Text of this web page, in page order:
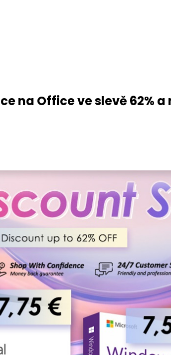
Office ve slevě 62% a